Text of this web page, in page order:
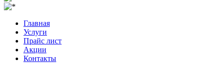
Главная
Услуги
Прайс лист
Акции
Контакты